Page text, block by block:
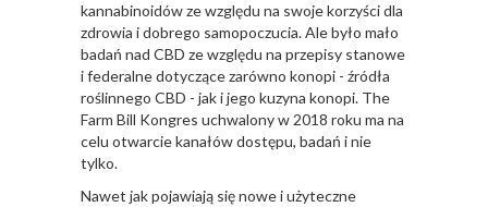
kannabinoidów ze względu na swoje korzyści dla
zdrowia i dobrego samopoczucia. Ale było mało
badań nad CBD ze względu na przepisy stanowe
i federalne dotyczące zarówno konopi - źródła
roślinnego CBD - jak i jego kuzyna konopi. The
Farm Bill Kongres uchwalony w 2018 roku ma na
celu otwarcie kanałów dostępu, badań i nie
tylko.
Nawet jak pojawiają się nowe i użyteczne